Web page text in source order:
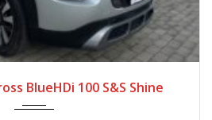
BlueHDi 100 S&S Shine